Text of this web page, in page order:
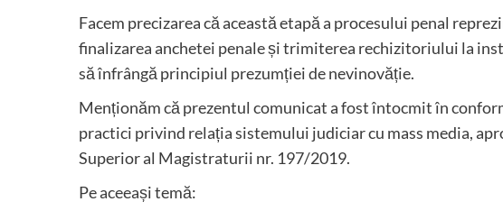
Facem precizarea că această etapă a procesului penal
finalizarea anchetei penale și trimiterea rechizitoriului la
să înfrângă principiul prezumției de nevinovăție.
Menționăm că prezentul comunicat a fost întocmit în
practici privind relația sistemului judiciar cu mass media,
Superior al Magistraturii nr. 197/2019.
Pe aceeași temă: